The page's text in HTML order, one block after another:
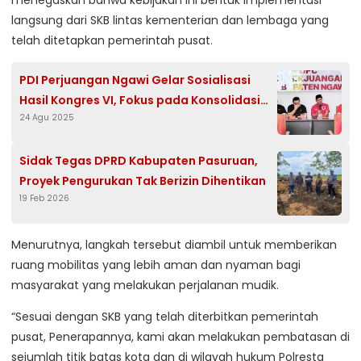
langsung dari SKB lintas kementerian dan lembaga yang
telah ditetapkan pemerintah pusat.
PDI Perjuangan Ngawi Gelar Sosialisasi
Hasil Kongres VI, Fokus pada Konsolidasi
Partai
24 Agu 2025
Sidak Tegas DPRD Kabupaten Pasuruan,
Proyek Pengurukan Tak Berizin Dihentikan
19 Feb 2026
Menurutnya, langkah tersebut diambil untuk memberikan
ruang mobilitas yang lebih aman dan nyaman bagi
masyarakat yang melakukan perjalanan mudik.
“Sesuai dengan SKB yang telah diterbitkan pemerintah
pusat, Penerapannya, kami akan melakukan pembatasan di
sejumlah titik batas kota dan di wilayah hukum Polresta